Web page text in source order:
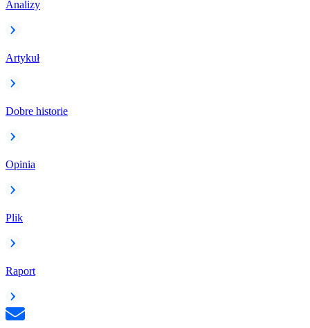
Analizy
Artykuł
Dobre historie
Opinia
Plik
Raport